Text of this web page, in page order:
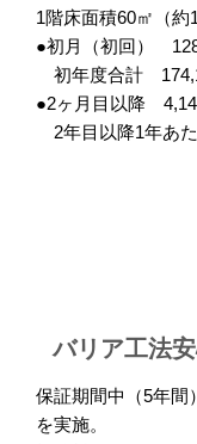
1階床面積60㎡（約
●初月（初回）
初年度合計
●2ヶ月目以降
2年目以降1年あ
バリア工法
保証期間中（5年間
を実施。